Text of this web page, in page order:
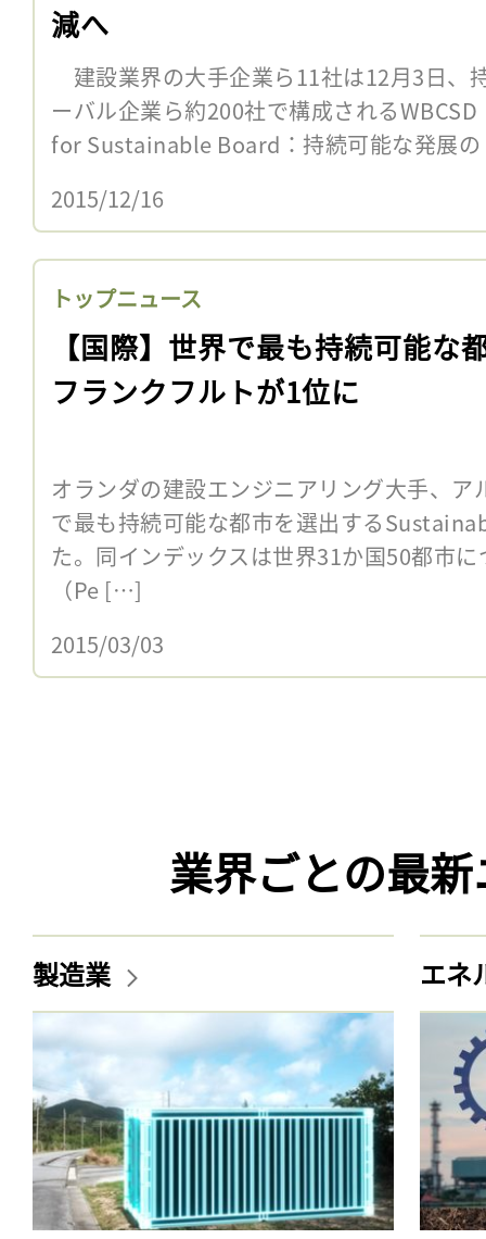
減へ
建設業界の大手企業ら11社は12月3日、
ーバル企業ら約200社で構成される
for Sustainable Board：持続可能な発展
2015/12/16
トップニュース
【国際】世界で最も持続可能な
フランクフルトが1位に
オランダの建設エンジニアリング大手、ア
で最も持続可能な都市を選出する
た。同インデックスは世界31か国50都市
（Pe […]
2015/03/03
業界ごとの最
製造業 エネ